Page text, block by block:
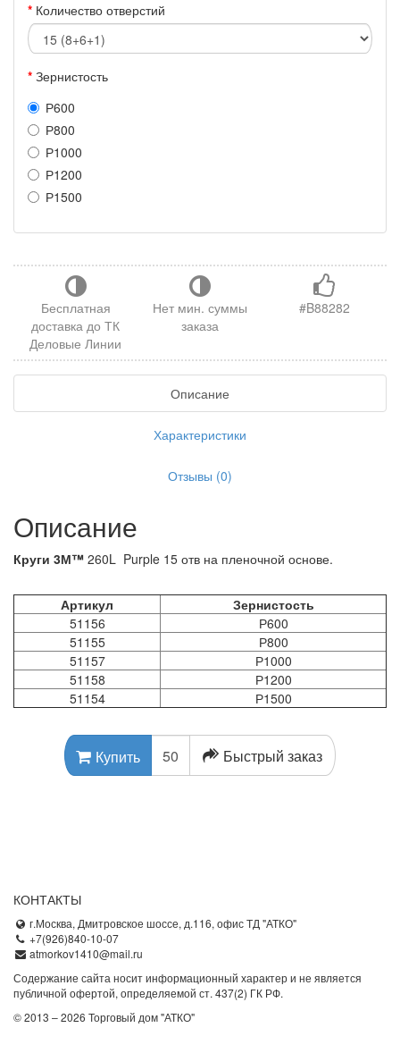
Количество отверстий
Зернистость
Р600
Р800
Р1000
Р1200
Р1500
Бесплатная
доставка до ТК
Деловые Линии
Нет мин. суммы
заказа
#B88282
Описание
Характеристики
Отзывы (0)
Описание
Круги 3М™ 260L Purple 15 отв на пленочной основе.
Артикул
Зернистость
51156
Р600
51155
Р800
51157
Р1000
51158
Р1200
51154
Р1500
Купить Быстрый заказ
КОНТАКТЫ
г.Москва, Дмитровское шоссе, д.116, офис ТД "АТКО"
+7(926)840-10-07
atmorkov1410@mail.ru
Содержание сайта носит информационный характер и не является
публичной офертой, определяемой ст. 437(2) ГК РФ.
© 2013 – 2026 Торговый дом "АТКО"